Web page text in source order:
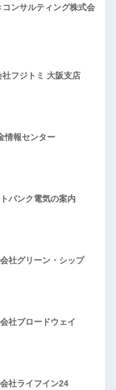
ンサルティング株式会
フジトミ 大阪支店
報センター
バンク電気の案内
社グリーン・シップ
社ブロードウェイ
社ライフイン24